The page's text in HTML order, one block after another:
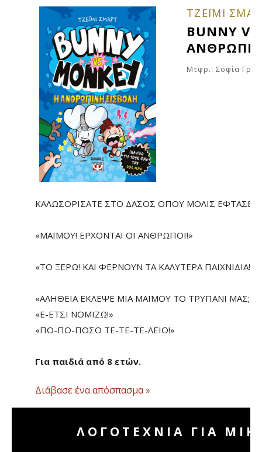
ΤΖΕΪΜΙ
BUNNY
Μτφρ.: Σοφία
ΚΑΛΩΣΟΡΙΣΑΤΕ ΣΤΟ ΔΑΣΟΣ ΟΠΟΥ ΜΟΛΙΣ ΕΦΤΑΣΕ
«ΜΑΪΜΟΥ! ΕΡΧΟΝΤΑΙ ΟΙ ΑΝΘΡΩΠΟΙ!»
«ΤΟ ΞΕΡΩ! ΚΑΙ ΦΕΡΝΟΥΝ ΤΑ ΚΑΛΥΤΕΡΑ ΠΑΙΧΝΙΔΙΑ!»
«ΑΛΗΘΕΙΑ ΕΚΛΕΨΕ ΜΙΑ ΜΑΪΜΟΥ ΤΟ ΤΡΥΠΑΝΙ ΜΑΣ;»
«Ε-ΕΤΣΙ ΝΟΜΙΖΩ!»
«ΠΟ-ΠΟ-ΠΟΣΟ ΤΕ-ΤΕ-ΤΕ-ΛΕΙΟ!»
Για παιδιά από 8 ετών.
Διάβασε ένα απόσπασμα »
ΛΟΓΟΤΕΧΝΙΑ ΓΙΑ